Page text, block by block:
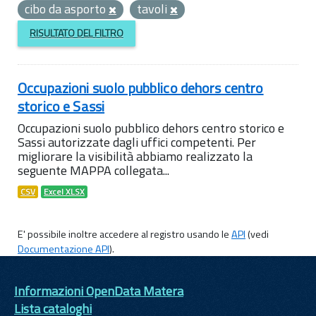
cibo da asporto
tavoli
RISULTATO DEL FILTRO
Occupazioni suolo pubblico dehors centro
storico e Sassi
Occupazioni suolo pubblico dehors centro storico e
Sassi autorizzate dagli uffici competenti. Per
migliorare la visibilità abbiamo realizzato la
seguente MAPPA collegata...
CSV Excel XLSX
E' possibile inoltre accedere al registro usando leAPI(vedi
Documentazione API).
Informazioni OpenData Matera
Lista cataloghi